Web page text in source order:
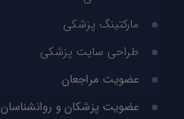
مارکتینگ پزشکی
طراحی سایت پزشکی
عضویت مراجعان
عضویت پزشکان و روانشناسان